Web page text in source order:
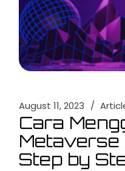
August 11, 2023
Cara
Step by